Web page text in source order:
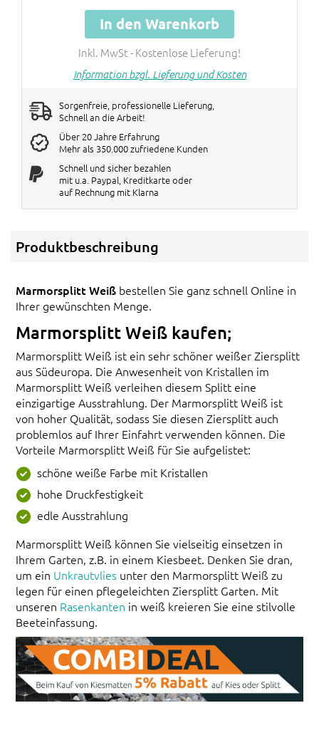
In den Warenkorb
Inkl. MwSt - Kostenlose Lieferung!
Information bzgl. Lieferung und Kosten
Sorgenfreie, professionelle Lieferung,
Schnell an die Arbeit!
Über 20 Jahre Erfahrung
Mehr als 350.000 zufriedene Kunden
Schnell und sicher bezahlen
mit u.a. Paypal, Kreditkarte oder
auf Rechnung mit Klarna
Produktbeschreibung
Marmorsplitt Weiß bestellen Sie ganz schnell Online in
Ihrer gewünschten Menge.
Marmorsplitt Weiß kaufen;
Marmorsplitt Weiß ist ein sehr schöner weißer Ziersplitt
aus Südeuropa. Die Anwesenheit von Kristallen im
Marmorsplitt Weiß verleihen diesem Splitt eine
einzigartige Ausstrahlung. Der Marmorsplitt Weiß ist
von hoher Qualität, sodass Sie diesen Ziersplitt auch
problemlos auf Ihrer Einfahrt verwenden können. Die
Vorteile Marmorsplitt Weiß für Sie aufgelistet:
schöne weiße Farbe mit Kristallen
hohe Druckfestigkeit
edle Ausstrahlung
Marmorsplitt Weiß können Sie vielseitig einsetzen in
Ihrem Garten, z.B. in einem Kiesbeet. Denken Sie dran,
um ein Unkrautvlies unter den Marmorsplitt Weiß zu
legen für einen pflegeleichten Ziersplitt Garten. Mit
unseren Rasenkanten in weiß kreieren Sie eine stilvolle
Beeteinfassung.